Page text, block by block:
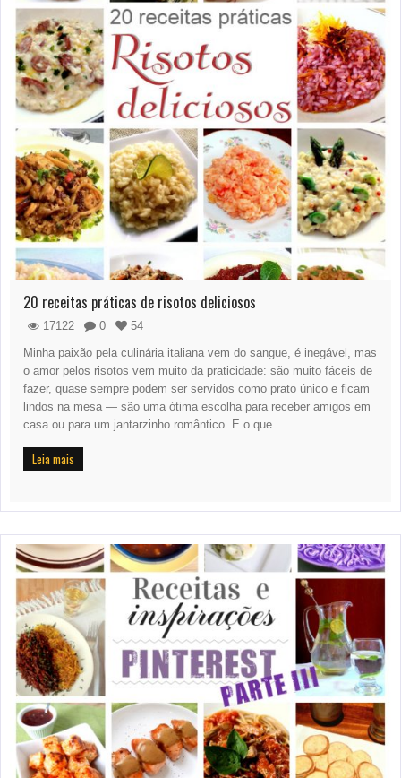
20 receitas práticas de risotos deliciosos
17122 0
54
Minha paixão pela culinária italiana vem do sangue, é inegável, mas
o amor pelos risotos vem muito da praticidade: são muito fáceis de
fazer, quase sempre podem ser servidos como prato único e ficam
lindos na mesa — são uma ótima escolha para receber amigos em
casa ou para um jantarzinho romântico. E o que
Leia mais